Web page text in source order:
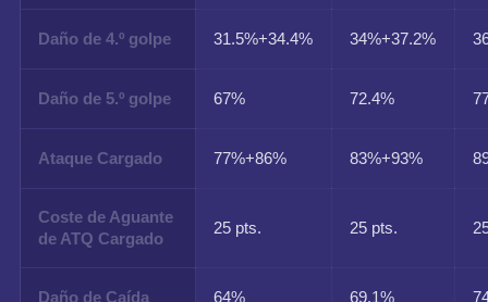
Daño de 4.º golpe 31.5%+34.4% 34%+37.2%
Daño de 5.º golpe 67% 72.4%
Ataque Cargado 77%+86% 83%+93%
Coste de Aguante
de ATQ Cargado
25 pts. 25 pts.
Daño de Caída 64% 69.1%